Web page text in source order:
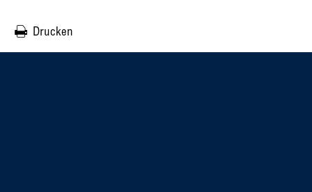
Drucken